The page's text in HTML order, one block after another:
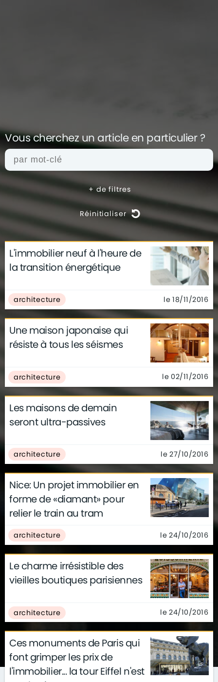
Vous cherchez un article en particulier ?
+de filtres
Réinitialiser
actualités architecture
archives
conseils
déco finance
gouvernement
technologie
L'immobilier neuf à l'heure de
la transition énergétique
architecture le 18/11/2016
Une maison japonaise qui
résiste à tous les séismes
architecture le 02/11/2016
Les maisons de demain
seront ultra-passives
architecture le 27/10/2016
Nice: Un projet immobilier en
forme de «diamant» pour
relier le train au tram
architecture le 24/10/2016
Le charme irrésistible des
vieilles boutiques parisiennes
architecture le 24/10/2016
Ces monuments de Paris qui
font grimper les prix de
l'immobilier... la tour Eiffel n'est